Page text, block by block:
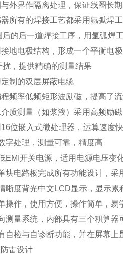
外界作隔离处理，保证线圈长
所有的焊接工艺都采用氩弧焊
后的后一道焊接工序，用氩弧焊
地电极结构，形成一个平衡电
扰，提供精确的测量结果
制的双层屏蔽电缆
频率低频矩形波励磁，提高了
质测量（如浆液）采用高频励
位嵌入式微处理器，运算速度
字处理， 测量可靠，精度高
EMI开关电源，适用电源电压变
块电路板完成所有功能设计，
晰度背光中文LCD显示，显示
操作，使用方便，操作简单，易
测量系统，内部具有三个积算
自检与自诊断功能，并在屏幕上
雷设计